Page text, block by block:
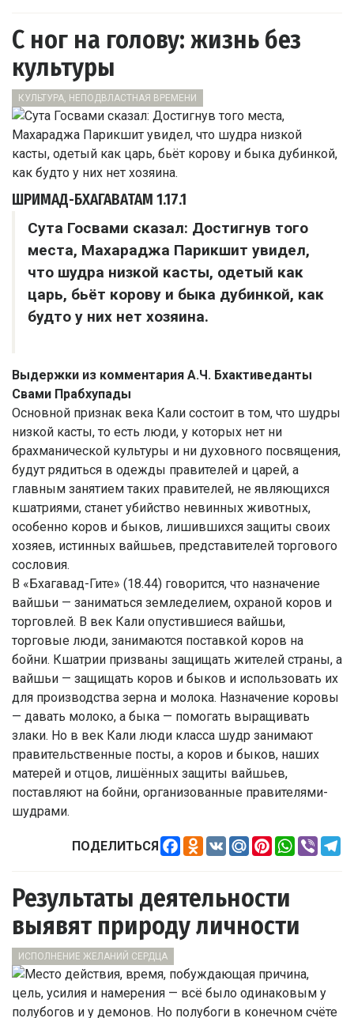
С ног на голову: жизнь без
культуры
КУЛЬТУРА, НЕПОДВЛАСТНАЯ ВРЕМЕНИ
ШРИМАД-БХАГАВАТАМ 1.17.1
Сута Госвами сказал: Достигнув того
места, Махараджа Парикшит увидел,
что шудра низкой касты, одетый как
царь, бьёт корову и быка дубинкой, как
будто у них нет хозяина.
Выдержки из комментария А.Ч. Бхактиведанты
Свами Прабхупады
Основной признак века Кали состоит в том, что шудры
низкой касты, то есть люди, у которых нет ни
брахманической культуры и ни духовного посвящения,
будут рядиться в одежды правителей и царей, а
главным занятием таких правителей, не являющихся
кшатриями, станет убийство невинных животных,
особенно коров и быков, лишившихся защиты своих
хозяев, истинных вайшьев, представителей торгового
сословия.
В «Бхагавад-Гите» (18.44) говорится, что назначение
вайшьи — заниматься земледелием, охраной коров и
торговлей. В век Кали опустившиеся вайшьи,
торговые люди, занимаются поставкой коров на
бойни. Кшатрии призваны защищать жителей страны, а
вайшьи — защищать коров и быков и использовать их
для производства зерна и молока. Назначение коровы
— давать молоко, а быка — помогать выращивать
злаки. Но в век Кали люди класса шудр занимают
правительственные посты, а коров и быков, наших
матерей и отцов, лишённых защиты вайшьев,
поставляют на бойни, организованные правителями-
шудрами.
ПОДЕЛИТЬСЯ Facebook
Odnoklassniki
VK Mail.RuPinterestWhatsApp
Viber
Результаты деятельности
выявят природу личности
ИСПОЛНЕНИЕ ЖЕЛАНИЙ СЕРДЦА